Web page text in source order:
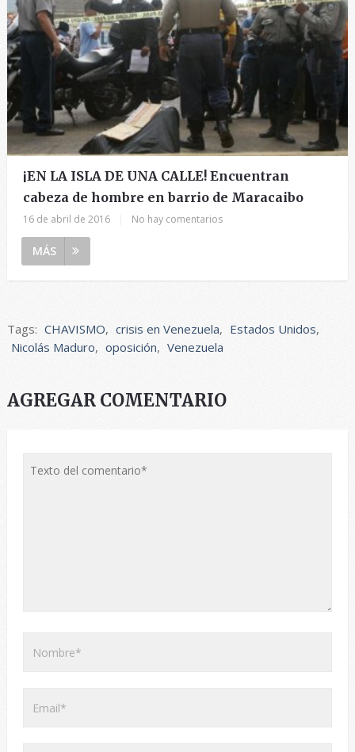
¡EN LA ISLA DE UNA CALLE! Encuentran
cabeza de hombre en barrio de Maracaibo
16 de abril de 2016 No hay comentarios
MÁS
Tags: CHAVISMO, crisis en Venezuela, Estados Unidos,
Nicolás Maduro, oposición, Venezuela
AGREGAR COMENTARIO